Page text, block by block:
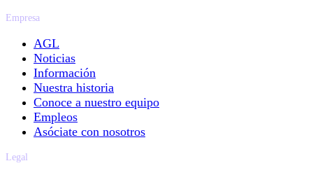
Empresa
AGL
Noticias
Información
Nuestra historia
Conoce a nuestro equipo
Empleos
Asóciate con nosotros
Legal